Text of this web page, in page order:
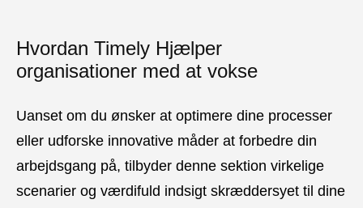
Hvordan Timely Hjælper
organisationer med at vokse
Uanset om du ønsker at optimere dine processer
eller udforske innovative måder at forbedre din
arbejdsgang på, tilbyder denne sektion virkelige
scenarier og værdifuld indsigt skræddersyet til dine